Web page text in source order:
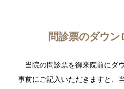
問診票のダウン
当院の問診票を御来院前にダ
事前にご記入いただきますと、
簡字 繁字